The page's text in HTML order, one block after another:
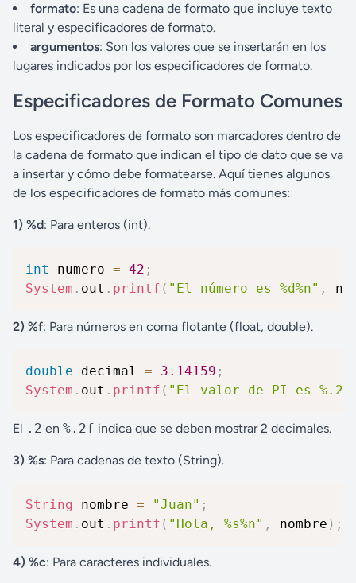
formato: Es una cadena de formato que incluye texto
literal y especificadores de formato.
argumentos: Son los valores que se insertarán en los
lugares indicados por los especificadores de formato.
Especificadores de Formato Comunes
Los especificadores de formato son marcadores dentro de
la cadena de formato que indican el tipo de dato que se va
a insertar y cómo debe formatearse. Aquí tienes algunos
de los especificadores de formato más comunes:
1) %d: Para enteros (int).
int numero = 42 ;
System . out . printf ( "El número es %d%n" ,
2) %f: Para números en coma flotante (float, double).
double decimal = 3.14159 ;
System . out . printf ( "El valor de PI es
El .2 en %.2f indica que se deben mostrar 2 decimales.
3) %s: Para cadenas de texto (String).
String nombre = "Juan" ;
System . out . printf ( "Hola, %s%n" , nombre ) ;
4) %c: Para caracteres individuales.